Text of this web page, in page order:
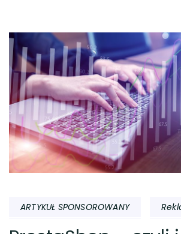
ARTYKUŁ SPONSOROWANY